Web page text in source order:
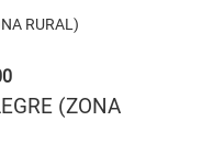
RURAL)
(ZONA